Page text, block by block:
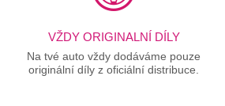
VŽDY ORIGINALNÍ DÍLY
Na tvé auto vždy dodáváme pouze
originální díly z oficiální distribuce.